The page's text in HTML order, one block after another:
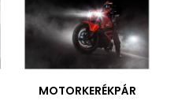
MOTORKERÉKPÁR